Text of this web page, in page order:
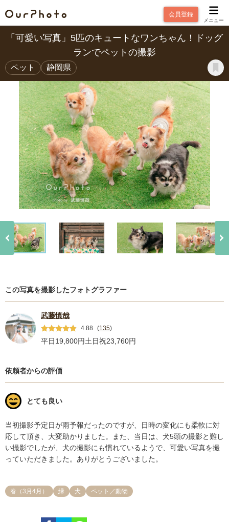
会員登録
メニュー
「可愛い写真」5匹のキュートなワンちゃん！ドッグ
ランでペットの撮影
ペット 静岡県
この写真を撮影したフォトグラファー
武藤慎哉
4.88 (135)
平日19,800円土日祝23,760円
依頼者からの評価
とても良い
当初撮影予定日が雨予報だったのですが、日時の変化にも柔軟に対
応して頂き、大変助かりました。また、当日は、犬5頭の撮影と難し
い撮影でしたが、犬の撮影にも慣れているようで、可愛い写真を撮
っていただきました。ありがとうございました。
春（3月4月） 緑 犬 ペット／動物